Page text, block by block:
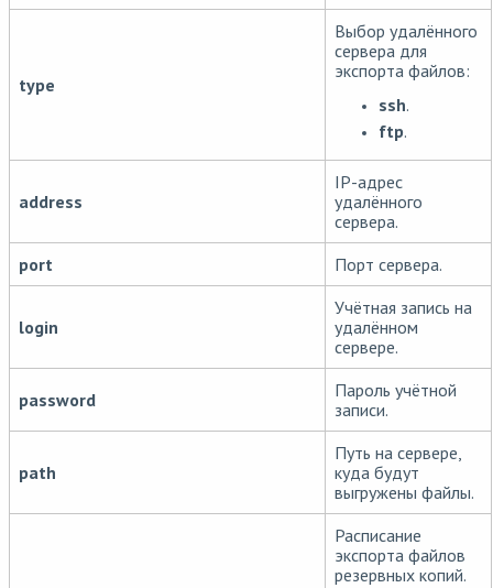
type
Выбор удалённого
сервера для
экспорта файлов:
ssh.
ftp.
address
IP-адрес
удалённого
сервера.
port
Порт сервера.
login
Учётная запись на
удалённом
сервере.
password
Пароль учётной
записи.
path
Путь на сервере,
куда будут
выгружены файлы.
Расписание
экспорта файлов
резервных копий.